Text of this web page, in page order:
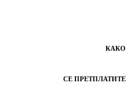
КАКО
СЕ ПРЕТПЛАТИТЕ